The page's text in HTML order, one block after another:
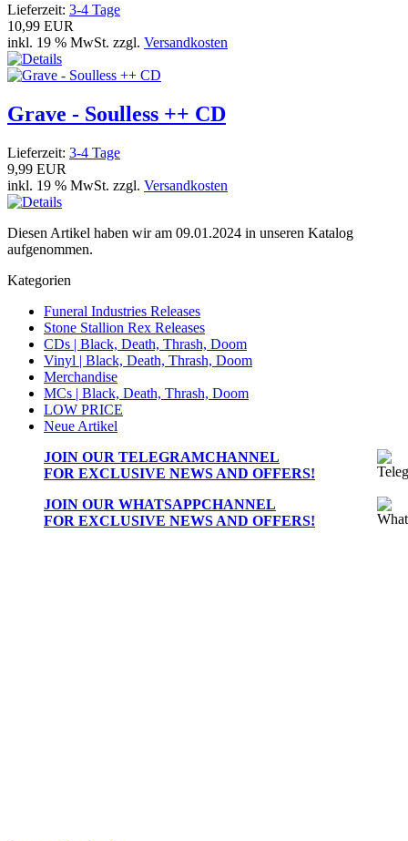
Lieferzeit: 3-4 Tage
10,99 EUR
inkl. 19 % MwSt. zzgl. Versandkosten
Grave - Soulless ++ CD
Lieferzeit: 3-4 Tage
9,99 EUR
inkl. 19 % MwSt. zzgl. Versandkosten
Diesen Artikel haben wir am 09.01.2024 in unseren Katalog
aufgenommen.
Kategorien
Funeral Industries Releases
Stone Stallion Rex Releases
CDs | Black, Death, Thrash, Doom
Vinyl | Black, Death, Thrash, Doom
Merchandise
MCs | Black, Death, Thrash, Doom
LOW PRICE
Neue Artikel
JOIN OUR TELEGRAMCHANNEL
FOR EXCLUSIVE NEWS AND OFFERS!
JOIN OUR WHATSAPPCHANNEL
FOR EXCLUSIVE NEWS AND OFFERS!